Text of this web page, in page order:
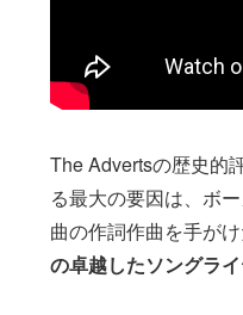
The Advertsの歴史的
る最大の要因は、ボ
曲の作詞作曲を手が
の卓越したソングラ